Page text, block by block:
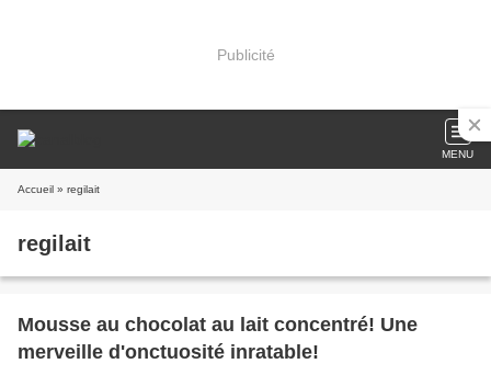
Publicité
MENU
Accueil » regilait
regilait
Mousse au chocolat au lait concentré! Une
merveille d'onctuosité inratable!